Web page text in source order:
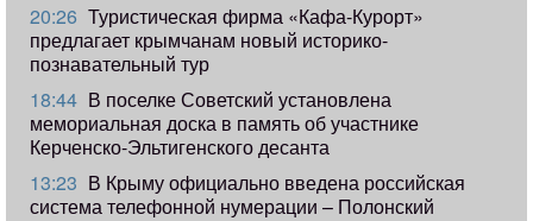
20:26 Туристическая фирма «Кафа-Курорт»
предлагает крымчанам новый историко-
познавательный тур
18:44 В поселке Советский установлена
мемориальная доска в память об участнике
Керченско-Эльтигенского десанта
13:23 В Крыму официально введена российская
система телефонной нумерации – Полонский